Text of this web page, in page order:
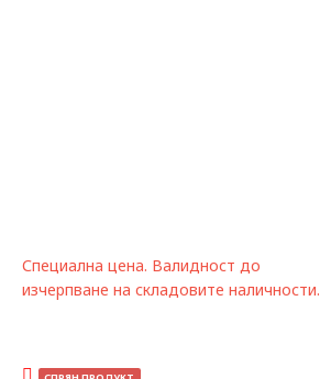
Специална цена. Валидност до
изчерпване на складовите наличности.